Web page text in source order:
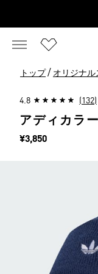
トップ / オリジナル
4.8 (132)
アディカラ
価格
¥3,850